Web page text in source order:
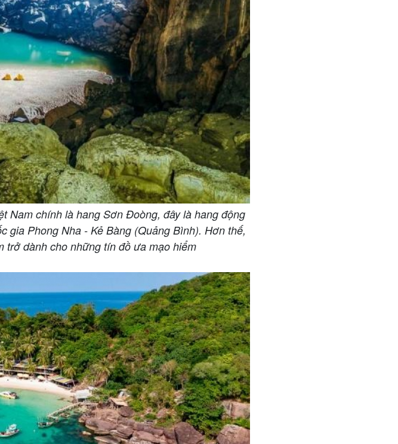
Nam chính là hang Sơn Đoòng, đây là hang động
gia Phong Nha - Kẻ Bàng (Quảng Bình). Hơn thế,
trở dành cho những tín đồ ưa mạo hiểm